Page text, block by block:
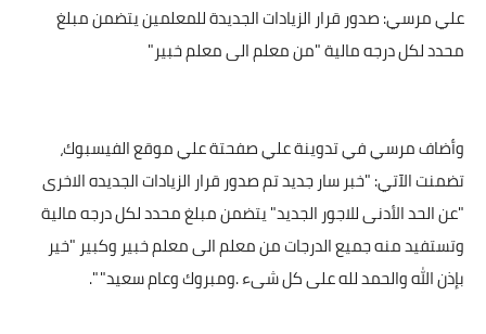
علي مرسي: صدور قرار الزيادات الجديدة للمعلمين يتضمن مبلغ
محدد لكل درجه مالية "من معلم الى معلم خبير"
وأضاف مرسي في تدوينة علي صفحتة علي موقع الفيسبوك،
تضمنت الآتي: "خبر سار جديد تم صدور قرار الزيادات الجديده الاخرى
"عن الحد الأدنى للاجور الجديد" يتضمن مبلغ محدد لكل درجه مالية
وتستفيد منه جميع الدرجات من معلم الى معلم خبير وكبير "خير
بإذن الله والحمد لله على كل شىء .ومبروك وعام سعيد" ".